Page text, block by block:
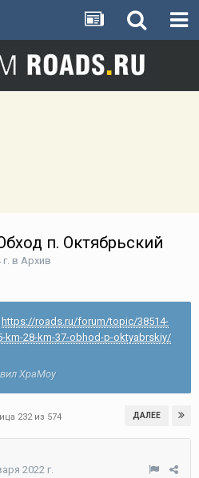
п. Октябрьский
в Архив
https://roads.ru/forum/topic/38514-
km-28-km-37-obhod-p-oktyabrskiy/
XpaMoy
ДАЛЕЕ
232 из 574
2022 г.